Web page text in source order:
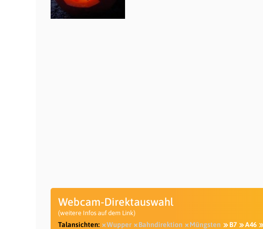
Webcam-Direktauswahl
(weitere Infos auf dem Link)
Talansichten: Wupper Bahndirektion Müngsten B7 A46